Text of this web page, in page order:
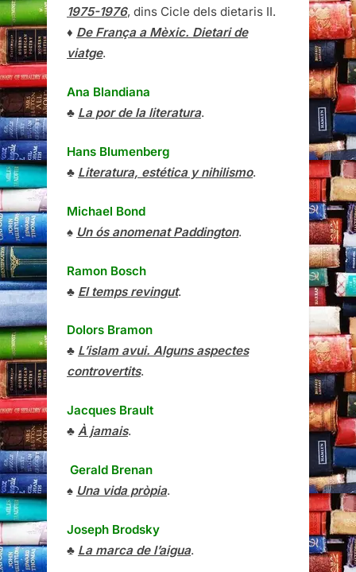
1975-1976, dins Cicle dels dietaris II.
♦ De França a Mèxic. Dietari de
viatge.
Ana Blandiana
♣ La por de la literatura.
Hans Blumenberg
♣ Literatura, estética y nihilismo.
Michael Bond
♠ Un ós anomenat Paddington.
Ramon Bosch
♣ El temps revingut.
Dolors Bramon
♣ L’islam avui. Alguns aspectes
controvertits.
Jacques Brault
♣ À jamais.
Gerald Brenan
♠ Una vida pròpia.
Joseph Brodsky
♣ La marca de l’aigua.